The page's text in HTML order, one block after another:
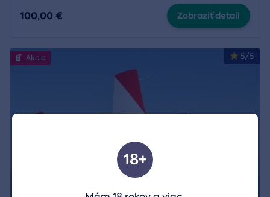
100,00 € Zobraziť detail
5/5
Akcia
18+